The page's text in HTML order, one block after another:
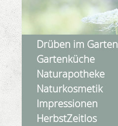
Drüben im Garten
Gartenküche
Naturapotheke
Naturkosmetik
Impressionen
HerbstZeitlos